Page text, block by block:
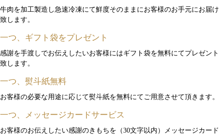
牛肉を加工製造し急速冷凍にて鮮度そのままにお客様のお手元にお届け
致します。
一つ、ギフト袋をプレゼント
感謝を手渡しでお伝えしたいお客様にはギフト袋を無料にてプレゼント
致します。
一つ、熨斗紙無料
お客様の必要な用途に応じて熨斗紙を無料にてご用意させて頂きます。
一つ、メッセージカードサービス
お客様のお伝えしたい感謝のきもちを（30文字以内）メッセージカード